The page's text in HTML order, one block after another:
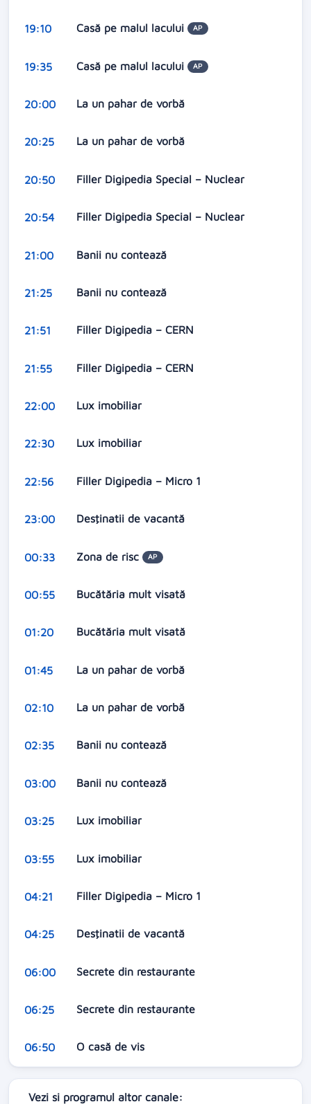
19:10 Casă pe malul lacului AP
19:35 Casă pe malul lacului AP
20:00 La un pahar de vorbă
20:25 La un pahar de vorbă
20:50 Filler Digipedia Special – Nuclear
20:54 Filler Digipedia Special – Nuclear
21:00 Banii nu contează
21:25 Banii nu contează
21:51 Filler Digipedia – CERN
21:55 Filler Digipedia – CERN
22:00 Lux imobiliar
22:30 Lux imobiliar
22:56 Filler Digipedia – Micro 1
23:00 Desţinatii de vacantă
00:33 Zona de risc AP
00:55 Bucătăria mult visată
01:20 Bucătăria mult visată
01:45 La un pahar de vorbă
02:10 La un pahar de vorbă
02:35 Banii nu contează
03:00 Banii nu contează
03:25 Lux imobiliar
03:55 Lux imobiliar
04:21 Filler Digipedia – Micro 1
04:25 Desţinatii de vacantă
06:00 Secrete din restaurante
06:25 Secrete din restaurante
06:50 O casă de vis
Vezi si programul altor canale: